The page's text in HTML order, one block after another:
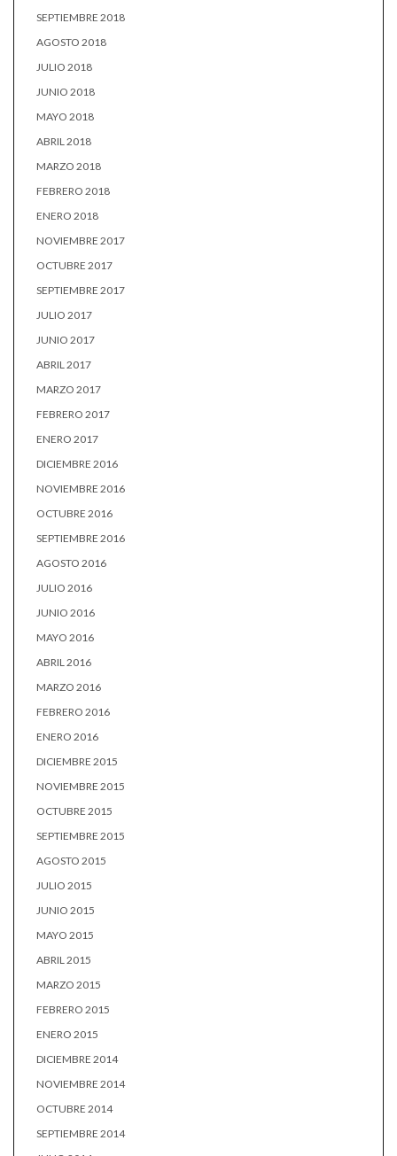
SEPTIEMBRE 2018
AGOSTO 2018
JULIO 2018
JUNIO 2018
MAYO 2018
ABRIL 2018
MARZO 2018
FEBRERO 2018
ENERO 2018
NOVIEMBRE 2017
OCTUBRE 2017
SEPTIEMBRE 2017
JULIO 2017
JUNIO 2017
ABRIL 2017
MARZO 2017
FEBRERO 2017
ENERO 2017
DICIEMBRE 2016
NOVIEMBRE 2016
OCTUBRE 2016
SEPTIEMBRE 2016
AGOSTO 2016
JULIO 2016
JUNIO 2016
MAYO 2016
ABRIL 2016
MARZO 2016
FEBRERO 2016
ENERO 2016
DICIEMBRE 2015
NOVIEMBRE 2015
OCTUBRE 2015
SEPTIEMBRE 2015
AGOSTO 2015
JULIO 2015
JUNIO 2015
MAYO 2015
ABRIL 2015
MARZO 2015
FEBRERO 2015
ENERO 2015
DICIEMBRE 2014
NOVIEMBRE 2014
OCTUBRE 2014
SEPTIEMBRE 2014